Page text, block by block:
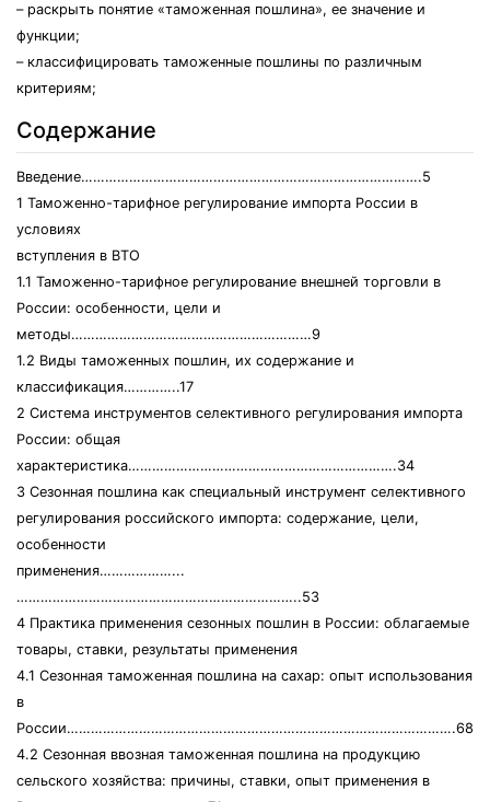
– раскрыть понятие «таможенная пошлина», ее значение и
функции;
– классифицировать таможенные пошлины по различным
критериям;
Содержание
Введение………………………………………………………………………….5
1 Таможенно-тарифное регулирование импорта России в
условиях
вступления в ВТО
1.1 Таможенно-тарифное регулирование внешней торговли в
России: особенности, цели и
методы……………………………………………………9
1.2 Виды таможенных пошлин, их содержание и
классификация…………..17
2 Система инструментов селективного регулирования импорта
России: общая
характеристика………………………………………………………….34
3 Сезонная пошлина как специальный инструмент селективного
регулирования российского импорта: содержание, цели,
особенности
применения………………...
……………………………………………………………..53
4 Практика применения сезонных пошлин в России: облагаемые
товары, ставки, результаты применения
4.1 Сезонная таможенная пошлина на сахар: опыт использования
в
России…………………………………………………………………………………….68
4.2 Сезонная ввозная таможенная пошлина на продукцию
сельского хозяйства: причины, ставки, опыт применения в